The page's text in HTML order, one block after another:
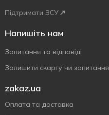
Підтримати ЗСУ
Напишіть нам
Запитання та відповіді
Залишити скаргу чи запитання
zakaz.ua
Оплата та доставка